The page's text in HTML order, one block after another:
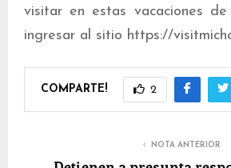
visitar en estas vacaciones de
ingresar al sitio https://
COMPARTE! 2
NOTA ANTERIOR